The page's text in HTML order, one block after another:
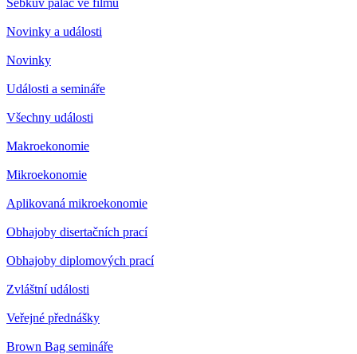
Šebkův palác ve filmu
Novinky a události
Novinky
Události a semináře
Všechny události
Makroekonomie
Mikroekonomie
Aplikovaná mikroekonomie
Obhajoby disertačních prací
Obhajoby diplomových prací
Zvláštní události
Veřejné přednášky
Brown Bag semináře